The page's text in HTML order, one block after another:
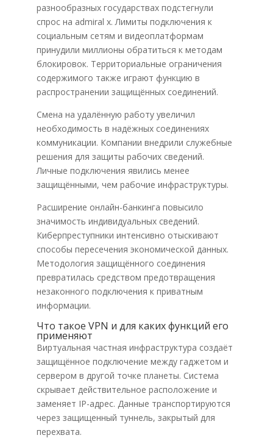
разнообразных государствах подстегнули
спрос на admiral x. Лимиты подключения к
социальным сетям и видеоплатформам
принудили миллионы обратиться к методам
блокировок. Территориальные ограничения
содержимого также играют функцию в
распространении защищённых соединений.
Смена на удалённую работу увеличил
необходимость в надёжных соединениях
коммуникации. Компании внедрили служебные
решения для защиты рабочих сведений.
Личные подключения явились менее
защищёнными, чем рабочие инфраструктуры.
Расширение онлайн-банкинга повысило
значимость индивидуальных сведений.
Киберпреступники интенсивно отыскивают
способы пересечения экономической данных.
Методология защищённого соединения
превратилась средством предотвращения
незаконного подключения к приватным
информации.
Что такое VPN и для каких функций его
применяют
Виртуальная частная инфраструктура создаёт
защищённое подключение между гаджетом и
сервером в другой точке планеты. Система
скрывает действительное расположение и
заменяет IP-адрес. Данные транспортируются
через защищенный туннель, закрытый для
перехвата.